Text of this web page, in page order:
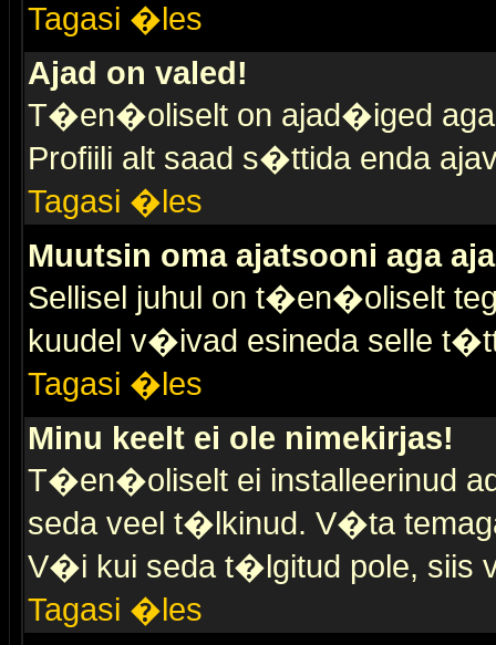
Tagasi �les
Ajad on valed!
T�en�oliselt on ajad�iged
Profiili alt saad s�ttida enda
Tagasi �les
Muutsin oma ajatsooni aga
Sellisel juhul on t�en�oliselt
kuudel v�ivad esineda selle
Tagasi �les
Minu keelt ei ole nimekirjas!
T�en�oliselt ei installeerinud
seda veel t�lkinud. V�ta
V�i kui seda t�lgitud pole, siis
Tagasi �les